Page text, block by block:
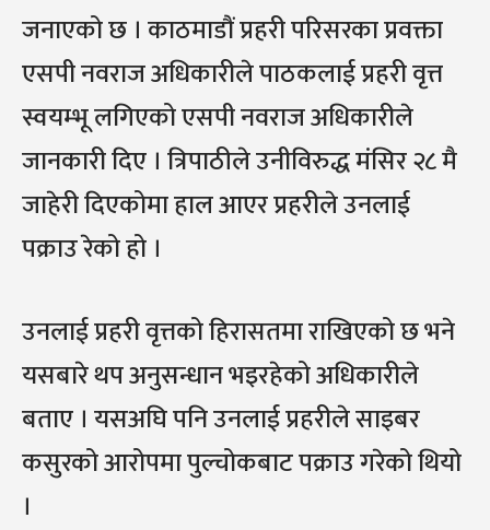
जनाएको छ । काठमाडौं प्रहरी परिसरका प्रवक्ता
एसपी नवराज अधिकारीले पाठकलाई प्रहरी वृत्त
स्वयम्भू लगिएको एसपी नवराज अधिकारीले
जानकारी दिए । त्रिपाठीले उनीविरुद्ध मंसिर २८ मै
जाहेरी दिएकोमा हाल आएर प्रहरीले उनलाई
पक्राउ रेको हो ।
उनलाई प्रहरी वृत्तको हिरासतमा राखिएको छ भने
यसबारे थप अनुसन्धान भइरहेको अधिकारीले
बताए । यसअघि पनि उनलाई प्रहरीले साइबर
कसुरको आरोपमा पुल्चोकबाट पक्राउ गरेको थियो
।